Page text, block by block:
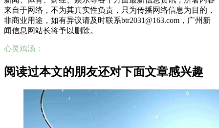
来自于网络，不为其真实性负责，只为传播网络信息为目的，
非商业用途，如有异议请及时联系btr2031@163.com，广州新
闻信息网站长将予以删除。
心灵鸡汤：
阅读过本文的朋友还对下面文章感兴趣